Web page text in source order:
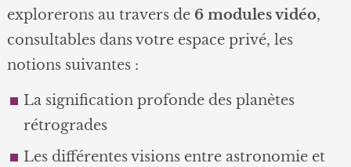
explorerons au travers de 6 modules vidéo,
consultables dans votre espace privé, les
notions suivantes :
La signification profonde des planètes
rétrogrades
Les différentes visions entre astronomie et